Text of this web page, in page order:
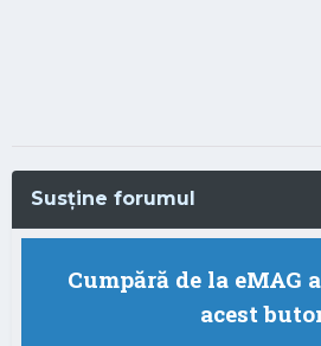
Susține forumul
Cumpără de la eMAG
acest